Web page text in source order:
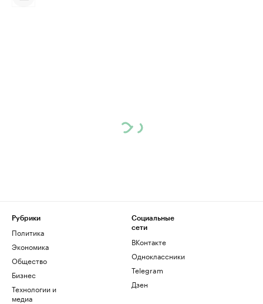
Рубрики
Политика
Экономика
Общество
Бизнес
Технологии и
медиа
Социальные
сети
ВКонтакте
Одноклассники
Telegram
Дзен